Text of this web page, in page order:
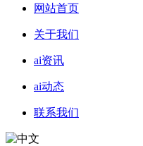
网站首页
关于我们
ai资讯
ai动态
联系我们